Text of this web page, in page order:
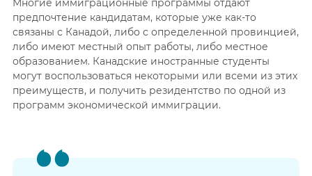
Многие иммиграционные программы отдают
предпочтение кандидатам, которые уже как-то
связаны с Канадой, либо с определенной провинцией,
либо имеют местный опыт работы, либо местное
образованием. Канадские иностранные студенты
могут воспользоваться некоторыми или всеми из этих
преимуществ, и получить резидентство по одной из
программ экономической иммиграции.